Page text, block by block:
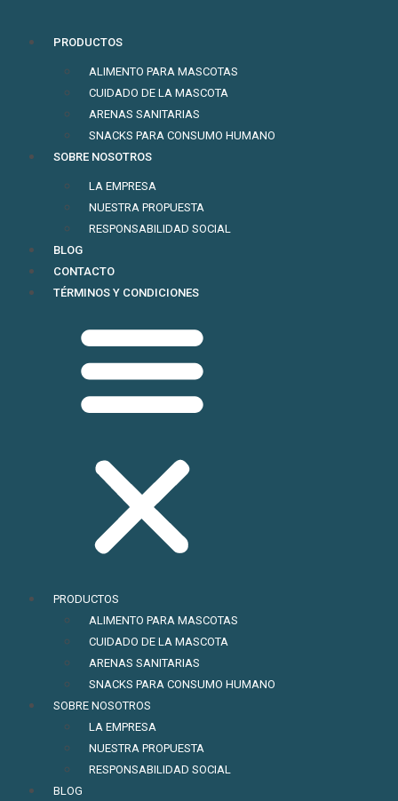
PRODUCTOS
ALIMENTO PARA MASCOTAS
CUIDADO DE LA MASCOTA
ARENAS SANITARIAS
SNACKS PARA CONSUMO HUMANO
SOBRE NOSOTROS
LA EMPRESA
NUESTRA PROPUESTA
RESPONSABILIDAD SOCIAL
BLOG
CONTACTO
TÉRMINOS Y CONDICIONES
PRODUCTOS
ALIMENTO PARA MASCOTAS
CUIDADO DE LA MASCOTA
ARENAS SANITARIAS
SNACKS PARA CONSUMO HUMANO
SOBRE NOSOTROS
LA EMPRESA
NUESTRA PROPUESTA
RESPONSABILIDAD SOCIAL
BLOG